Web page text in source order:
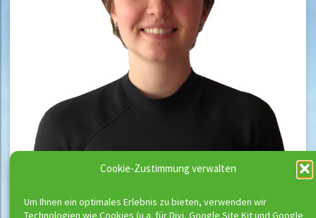
Cookie-Zustimmung verwalten
Um Ihnen ein optimales Erlebnis zu bieten, verwenden wir
Technologien wie Cookies (u.a. für Divi, Google Site Kit und Google